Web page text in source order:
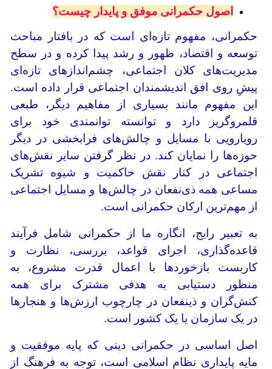
اصول حکمرانی موفق و پایدار چیست؟
حکمرانی، مفهوم تازه‌ای است که در بافتار مباحث
توسعه و اقتصاد، ظهور و رشد پیدا کرده و در سطح
مدیریت‌های کلان اجتماعی، چشم‌اندازهای تازه‌ای
پیشِ روی افق اندیشمندان اجتماعی قرار داده است.
این مفهوم مانند بسیاری از مفاهیم دیگر، طبعی
قلمروگریز دارد و توانسته توانمندی خود برای
رویارویی با مسایل و چالش‌های فرابخشی در دیگر
حوزه‌ها را نمایان کند. در نظر گرفتن سایر نقش‌های
اجتماعی در کنار نقش حاکمیت و شیوه تشریک
مساعی همه ذی‌نفعان در چالش‌ها و مسایل اجتماعی
از مهم‌ترین ارکان حکمرانی است.
به تعبیر رایج، انگاره ما از حکمرانی شامل فرآیند
قاعده‌گذاری، اجرای قواعد، بررسی، نظارت و
کاربست بازخوردها با اعمال قدرت مشروع، به
منظور دستیابی به هدفی مشترک برای همه
کنش‌گران و ذینفعان در چارچوب ارزش‌ها و هنجارها
در یک سازمان یا یک کشور است.
اصل اساسی در حکمرانی دینی که پایه موفقیت و
مایه پایداری نظام اسلامی است، توجه به فرهنگ از